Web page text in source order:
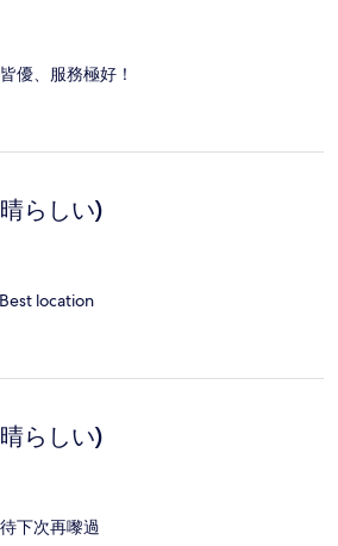
優、服務極好！
らしい)
location
らしい)
下次再嚟過